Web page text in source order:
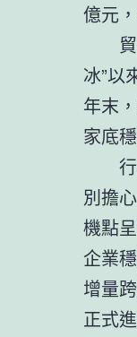
億元
冰”以
年末
家底
別擔
機點
企業
增量
正式進